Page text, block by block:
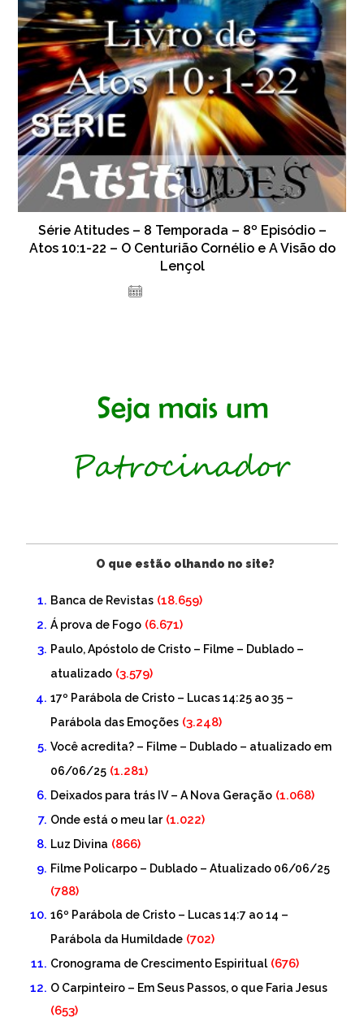
Série Atitudes – 8 Temporada – 8º Episódio –
Atos 10:1-22 – O Centurião Cornélio e A Visão do
Lençol
O que estão olhando no site?
Banca de Revistas (18.659)
Á prova de Fogo (6.671)
Paulo, Apóstolo de Cristo – Filme – Dublado –
atualizado (3.579)
17º Parábola de Cristo – Lucas 14:25 ao 35 –
Parábola das Emoções (3.248)
Você acredita? – Filme – Dublado – atualizado em
06/06/25 (1.281)
Deixados para trás IV – A Nova Geração (1.068)
Onde está o meu lar (1.022)
Luz Divina (866)
Filme Policarpo – Dublado – Atualizado 06/06/25
(788)
16º Parábola de Cristo – Lucas 14:7 ao 14 –
Parábola da Humildade (702)
Cronograma de Crescimento Espiritual (676)
O Carpinteiro – Em Seus Passos, o que Faria Jesus
(653)